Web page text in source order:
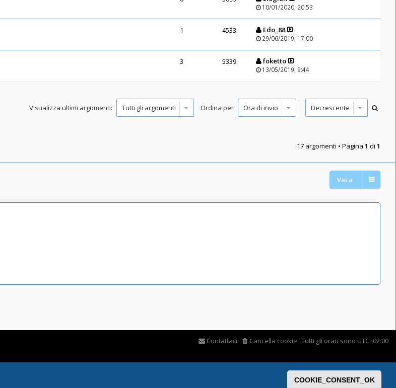
COOKIE_CONSENT_OK
10/01/2020, 20:53
1 4533 Edo_88
29/06/2019, 17:00
3 5339 foketto
13/05/2019, 9:44
Visualizza ultimi argomenti: Ordina per
17 argomenti • Pagina 1 di 1
Vai a
Tutti gli orari sono UTC+02:00
Cancella cookie
Contattaci